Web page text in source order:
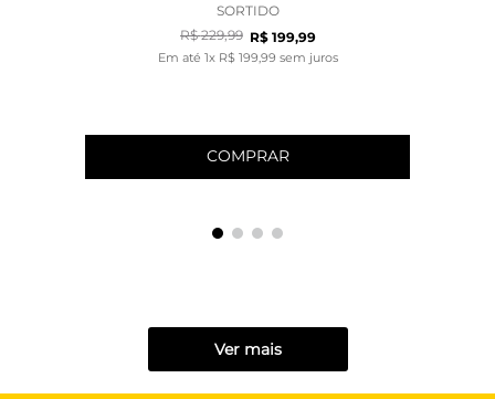
SORTIDO
R$ 229,99 R$ 199,99
Em até 1x R$ 199 99 sem juros
COMPRAR
Ver mais